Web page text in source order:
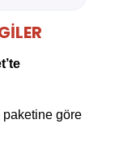
paketine göre